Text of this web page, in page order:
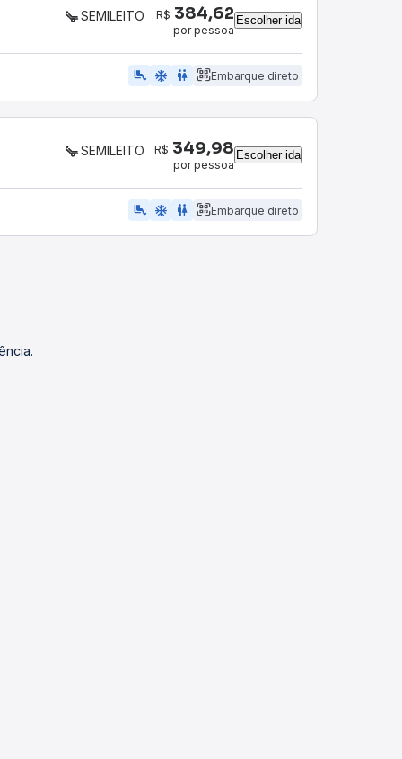
SEMILEITO R$ 384,62
por pessoa
Escolher ida
airline_seat_legroom_extra ac_unit WC Embarque direto
SEMILEITO R$ 349,98
por pessoa
Escolher ida
airline_seat_legroom_extra ac_unit WC Embarque direto